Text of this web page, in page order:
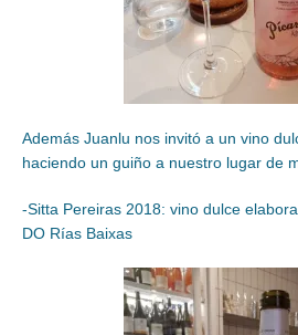
Además Juanlu nos invitó a un vino
haciendo un guiño a nuestro lugar de
-Sitta Pereiras 2018: vino dulce
DO Rías Baixas